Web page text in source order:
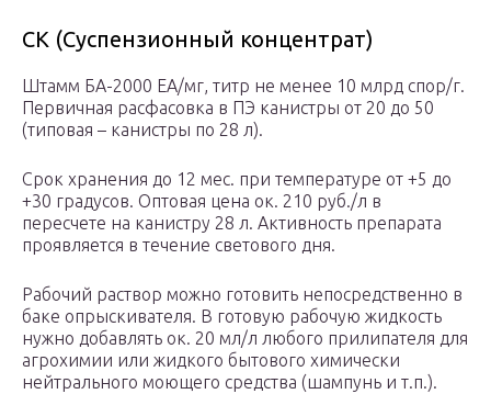
СК (Суспензионный концентрат)
Штамм БА-2000 ЕА/мг, титр не менее 10 млрд спор/г.
Первичная расфасовка в ПЭ канистры от 20 до 50
(типовая – канистры по 28 л).
Срок хранения до 12 мес. при температуре от +5 до
+30 градусов. Оптовая цена ок. 210 руб./л в
пересчете на канистру 28 л. Активность препарата
проявляется в течение светового дня.
Рабочий раствор можно готовить непосредственно в
баке опрыскивателя. В готовую рабочую жидкость
нужно добавлять ок. 20 мл/л любого прилипателя для
агрохимии или жидкого бытового химически
нейтрального моющего средства (шампунь и т.п.).